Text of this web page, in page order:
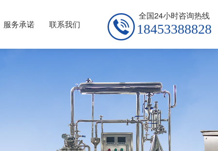
服务承诺 联系我们
全国24小时咨询热线
18453388828